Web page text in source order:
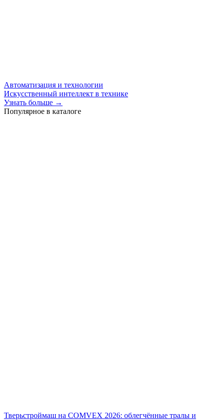
Автоматизация и технологии
Искусственный интеллект в технике
Узнать больше →
Популярное в каталоге
Тверьстроймаш на COMVEX 2026: облегчённые тралы и